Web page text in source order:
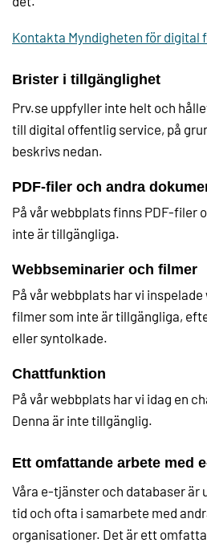
Kontakta Myndigheten för digital
Brister i tillgänglighet
Prv.se uppfyller inte helt och
till digital offentlig service, på
beskrivs nedan.
PDF-filer och andra
På vår webbplats finns PDF-filer
inte är tillgängliga.
Webbseminarier och filmer
På vår webbplats har vi
filmer som inte är tillgängliga,
eller syntolkade.
Chattfunktion
På vår webbplats har vi idag en
Denna är inte tillgänglig.
Ett omfattande arbete med
Våra e-tjänster och databaser är
tid och ofta i samarbete med
organisationer. Det är ett